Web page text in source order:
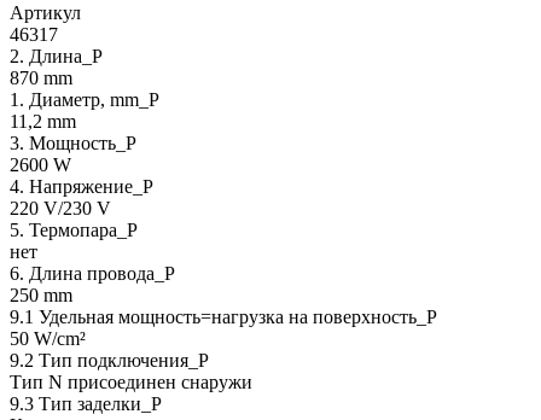
Артикул
46317
2. Длина_P
870 mm
1. Диаметр, mm_P
11,2 mm
3. Мощность_P
2600 W
4. Напряжение_P
220 V/230 V
5. Термопара_P
нет
6. Длина провода_P
250 mm
9.1 Удельная мощность=нагрузка на поверхность_P
50 W/cm²
9.2 Тип подключения_P
Тип N присоединен снаружи
9.3 Тип заделки_Р